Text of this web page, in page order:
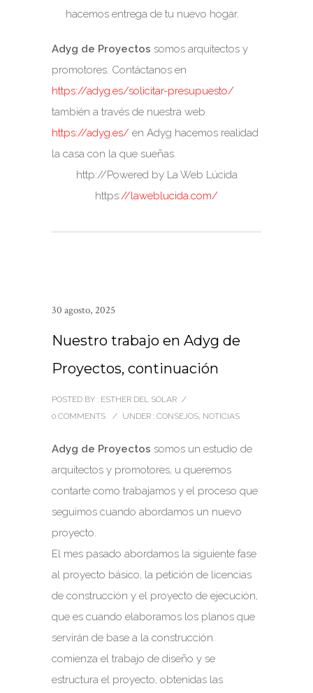
hacemos entrega de tu nuevo hogar.
Adyg de Proyectos somos arquitectos y
promotores. Contáctanos en
https://adyg.es/solicitar-presupuesto/
también a través de nuestra web
https://adyg.es/ en Adyg hacemos realidad
la casa con la que sueñas.
http://Powered by La Web Lúcida
https://laweblucida.com/
30 agosto, 2025
Nuestro trabajo en Adyg de
Proyectos, continuación
POSTED BY : ESTHER DEL SOLAR /
0 COMMENTS
/ UNDER : CONSEJOS, NOTICIAS
Adyg de Proyectos somos un estudio de
arquitectos y promotores, u queremos
contarte como trabajamos y el proceso que
seguimos cuando abordamos un nuevo
proyecto.
El mes pasado abordamos la siguiente fase
al proyecto básico, la petición de licencias
de construcción y el proyecto de ejecución,
que es cuando elaboramos los planos que
servirán de base a la construcción.
comienza el trabajo de diseño y se
estructura el proyecto, obtenidas las